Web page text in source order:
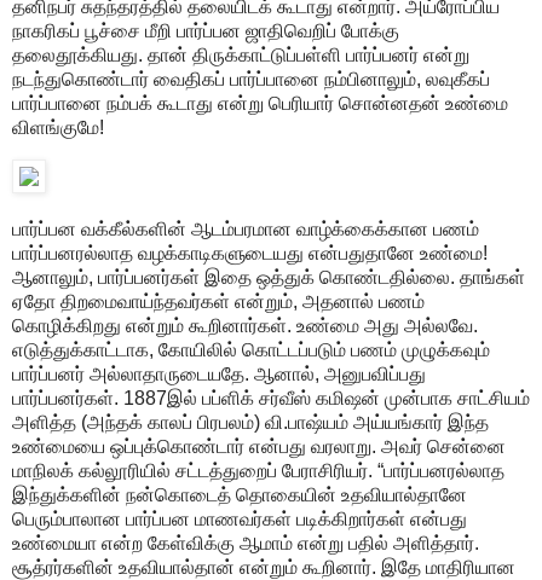
தனிநபர் சுதந்தரத்தில் தலையிடக் கூடாது என்றார். அய்ரோப்பிய
நாகரிகப் பூச்சை மீறி பார்ப்பன ஜாதிவெறிப் போக்கு
தலைதூக்கியது. தான் திருக்காட்டுப்பள்ளி பார்ப்பனர் என்று
நடந்துகொண்டார் வைதிகப் பார்ப்பானை நம்பினாலும், லவுகீகப்
பார்ப்பானை நம்பக் கூடாது என்று பெரியார் சொன்னதன் உண்மை
விளங்குமே!
பார்ப்பன வக்கீல்களின் ஆடம்பரமான வாழ்க்கைக்கான பணம்
பார்ப்பனரல்லாத வழக்காடிகளுடையது என்பதுதானே உண்மை!
ஆனாலும், பார்ப்பனர்கள் இதை ஒத்துக் கொண்டதில்லை. தாங்கள்
ஏதோ திறமைவாய்ந்தவர்கள் என்றும், அதனால் பணம்
கொழிக்கிறது என்றும் கூறினார்கள். உண்மை அது அல்லவே.
எடுத்துக்காட்டாக, கோயிலில் கொட்டப்படும் பணம் முழுக்கவும்
பார்ப்பனர் அல்லாதாருடையதே. ஆனால், அனுபவிப்பது
பார்ப்பனர்கள். 1887இல் பப்ளிக் சர்வீஸ் கமிஷன் முன்பாக சாட்சியம்
அளித்த (அந்தக் காலப் பிரபலம்) வி.பாஷ்யம் அய்யங்கார் இந்த
உண்மையை ஒப்புக்கொண்டார் என்பது வரலாறு. அவர் சென்னை
மாநிலக் கல்லூரியில் சட்டத்துறைப் பேராசிரியர். “பார்ப்பனரல்லாத
இந்துக்களின் நன்கொடைத் தொகையின் உதவியால்தானே
பெரும்பாலான பார்ப்பன மாணவர்கள் படிக்கிறார்கள் என்பது
உண்மையா என்ற கேள்விக்கு ஆமாம் என்று பதில் அளித்தார்.
சூத்ரர்களின் உதவியால்தான் என்றும் கூறினார். இதே மாதிரியான